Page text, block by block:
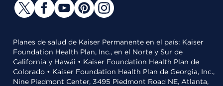
Planes de salud de Kaiser Permanente en el país: Kaiser
Foundation Health Plan, Inc., en el Norte y Sur de
California y Hawái • Kaiser Foundation Health Plan de
Colorado • Kaiser Foundation Health Plan de Georgia, Inc.,
Nine Piedmont Center, 3495 Piedmont Road NE, Atlanta,